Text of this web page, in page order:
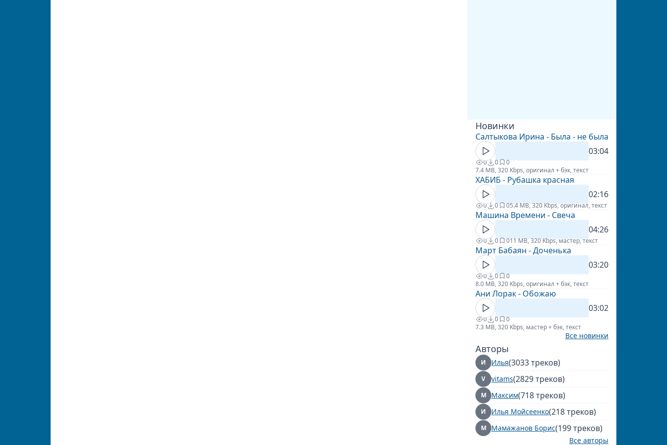
Новинки
Салтыкова Ирина - Была - не была
03:04
0 0
0
7.4 MB, 320 Kbps, оригинал + бэк, текст
ХАБИБ - Рубашка красная
02:16
0 0 05.4 MB, 320 Kbps, оригинал, текст
Машина Времени - Свеча
04:26
0 0 011 MB, 320 Kbps, мастер, текст
Март Бабаян - Доченька
03:20
0 0
0
8.0 MB, 320 Kbps, оригинал + бэк, текст
Ани Лорак - Обожаю
03:02
0 0
0
7.3 MB, 320 Kbps, мастер + бэк, текст
Все новинки
Авторы
И Илья(3033 треков)
V vitams(2829 треков)
М Максим(718 треков)
И Илья Мойсеенко(218 треков)
М Мамажанов Борис(199 треков)
Все авторы